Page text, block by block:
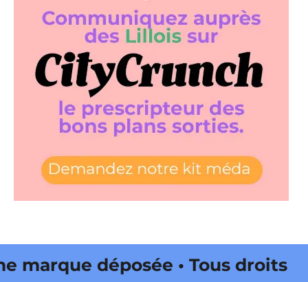
déposée • Tous droits